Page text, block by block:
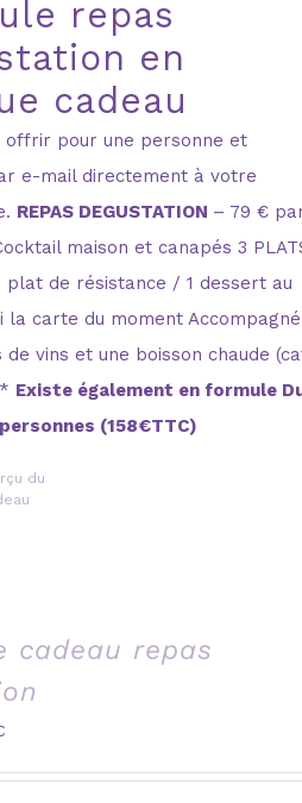
repas
en
cadeau
offrir pour une personne et
e-mail directement à votre
REPAS DEGUSTATION – 79 €
maison et canapés 3
plat de résistance / 1 dessert au
la carte du moment Accompagné
vins et une boisson chaude
Existe également en formule
(158€TTC)
du
cadeau repas